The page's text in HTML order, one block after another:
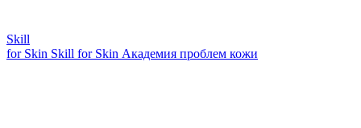
Skill
for Skin Skill for Skin Академия проблем кожи